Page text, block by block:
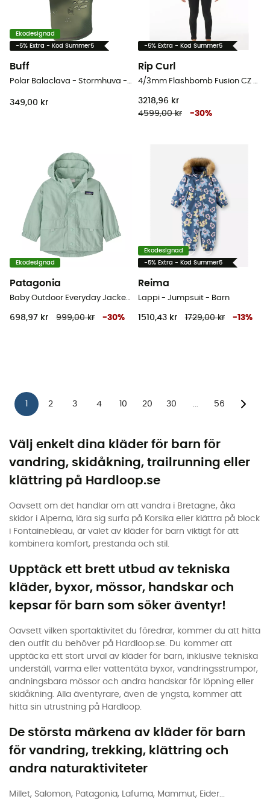
Ekodesignad
-5% Extra - Kod Summer5
Buff
Polar Balaclava - Stormhuva - Børn
349,00 kr
-5% Extra - Kod Summer5
Rip Curl
4/3mm Flashbomb Fusion CZ - Våtdräkt för surfing - Børn
3218,96 kr
4599,00 kr
-30%
Ekodesignad
Patagonia
Baby Outdoor Everyday Jacket - Regnjacka - Børn
698,97 kr 999,00 kr -30%
Ekodesignad
-5% Extra - Kod Summer5
Reima
Lappi - Jumpsuit - Barn
1510,43 kr 1729,00 kr -13%
2 3 4 10 20 30 56
Välj enkelt dina kläder för barn för
vandring, skidåkning, trailrunning eller
klättring på Hardloop.se
Oavsett om det handlar om att vandra i Bretagne, åka
skidor i Alperna, lära sig surfa på Korsika eller klättra på block
i Fontainebleau, är valet av kläder för barn viktigt för att
kombinera komfort, prestanda och stil.
Upptäck ett brett utbud av tekniska
kläder, byxor, mössor, handskar och
kepsar för barn som söker äventyr!
Oavsett vilken sportaktivitet du föredrar, kommer du att hitta
den outfit du behöver på Hardloop.se. Du kommer att
upptäcka ett stort urval av kläder för barn, inklusive tekniska
underställ, varma eller vattentäta byxor, vandringsstrumpor,
andningsbara mössor och andra handskar för löpning eller
skidåkning. Alla äventyrare, även de yngsta, kommer att
hitta sin utrustning på Hardloop.
De största märkena av kläder för barn
för vandring, trekking, klättring och
andra naturaktiviteter
Millet, Salomon, Patagonia, Lafuma, Mammut, Eider...